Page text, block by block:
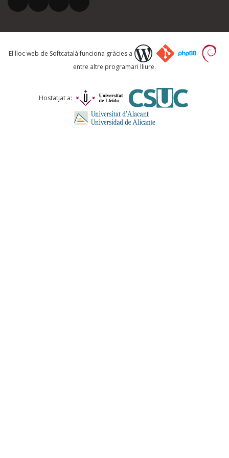
El vostre correu electrònic *
El lloc web de Softcatalà funciona gràcies a
entre altre programari lliure.
Hostatjat a: